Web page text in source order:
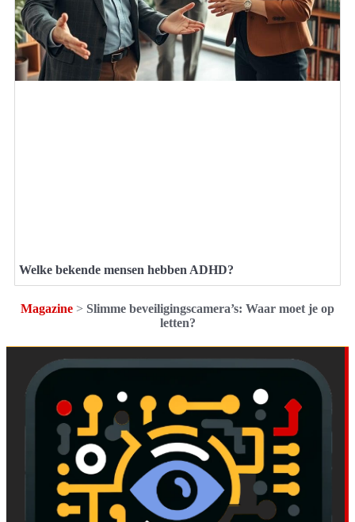
Welke bekende mensen hebben ADHD?
Magazine > Slimme beveiligingscamera’s: Waar moet je op
letten?